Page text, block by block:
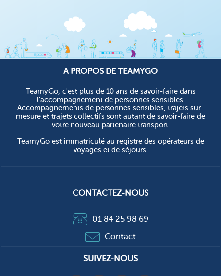
A PROPOS DE TEAMYGO
TeamyGo, c'est plus de 10 ans de savoir-faire dans
l'accompagnement de personnes sensibles.
Accompagnements de personnes sensibles, trajets sur-
mesure et trajets collectifs sont autant de savoir-faire de
votre nouveau partenaire transport.
TeamyGo est immatriculé au registre des opérateurs de
voyages et de séjours.
CONTACTEZ-NOUS
01 84 25 98 69
Contact
SUIVEZ-NOUS